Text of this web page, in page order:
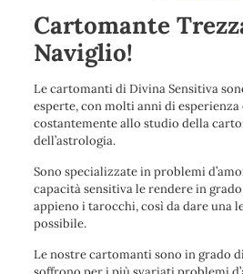
Cartomante
Naviglio!
Le cartomanti di Divina Sensitiva
esperte, con molti anni di esperienza
costantemente allo studio della
dell’astrologia.
Sono specializzate in problemi
capacità sensitiva le rendere in
appieno i tarocchi, così da dare una
possibile.
Le nostre cartomanti sono in grado